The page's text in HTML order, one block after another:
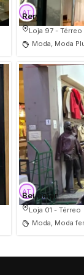
Rery
Loja 97 - Térreo
Moda, Moda
Beijamor
Loja 01 - Térreo
Moda, Moda